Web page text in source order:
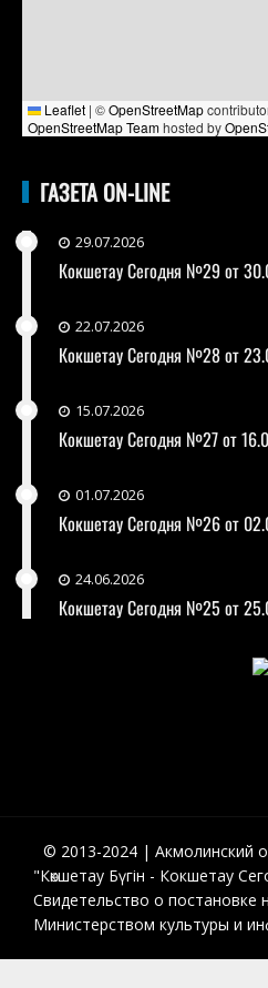
Leaflet | ©OpenStreetMap
OpenStreetMap Teamhosted by
ГАЗЕТА ON-LINE
29.07.2026
Кокшетау Сегодня №29 от
22.07.2026
Кокшетау Сегодня №28 от
15.07.2026
Кокшетау Сегодня №27 от
01.07.2026
Кокшетау Сегодня №26 от
24.06.2026
Кокшетау Сегодня №25 от
© 2013-2024 | Акмолинский
"Көкшетау Бүгін - Кокшетау
Свидетельство о
Министерством культуры и